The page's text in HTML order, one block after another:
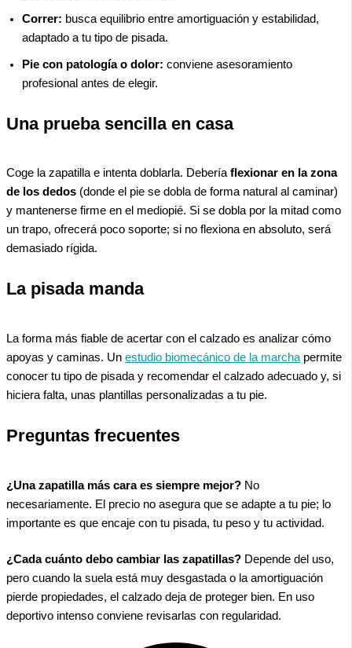
Correr: busca equilibrio entre amortiguación y estabilidad,
adaptado a tu tipo de pisada.
Pie con patología o dolor: conviene asesoramiento
profesional antes de elegir.
Una prueba sencilla en casa
Coge la zapatilla e intenta doblarla. Deberíaflexionar en la zona
de los dedos (donde el pie se dobla de forma natural al caminar)
y mantenerse firme en el mediopié. Si se dobla por la mitad como
un trapo, ofrecerá poco soporte; si no flexiona en absoluto, será
demasiado rígida.
La pisada manda
La forma más fiable de acertar con el calzado es analizar cómo
apoyas y caminas. Un estudio biomecánico de la marcha permite
conocer tu tipo de pisada y recomendar el calzado adecuado y, si
hiciera falta, unas plantillas personalizadas a tu pie.
Preguntas frecuentes
¿Una zapatilla más cara es siempre mejor? No
necesariamente. El precio no asegura que se adapte a tu pie; lo
importante es que encaje con tu pisada, tu peso y tu actividad.
¿Cada cuánto debo cambiar las zapatillas? Depende del uso,
pero cuando la suela está muy desgastada o la amortiguación
pierde propiedades, el calzado deja de proteger bien. En uso
deportivo intenso conviene revisarlas con regularidad.